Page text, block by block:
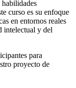
curso es su enfoque
en entornos reales
intelectual y del
para
proyecto de